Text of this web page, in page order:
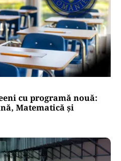
cu programă nouă:
Matematică și